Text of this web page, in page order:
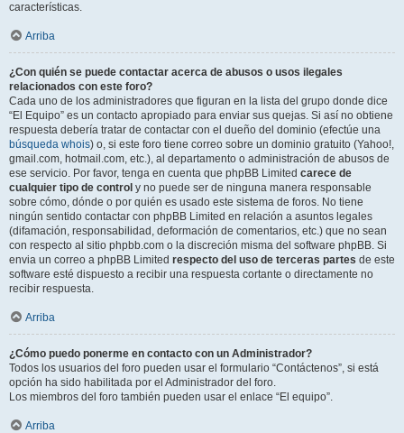
características.
Arriba
¿Con quién se puede contactar acerca de abusos o usos ilegales
relacionados con este foro?
Cada uno de los administradores que figuran en la lista del grupo donde dice
“El Equipo” es un contacto apropiado para enviar sus quejas. Si así no obtiene
respuesta debería tratar de contactar con el dueño del dominio (efectúe una
búsqueda whois) o, si este foro tiene correo sobre un dominio gratuito (Yahoo!,
gmail.com, hotmail.com, etc.), al departamento o administración de abusos de
ese servicio. Por favor, tenga en cuenta que phpBB Limited carece de
cualquier tipo de control y no puede ser de ninguna manera responsable
sobre cómo, dónde o por quién es usado este sistema de foros. No tiene
ningún sentido contactar con phpBB Limited en relación a asuntos legales
(difamación, responsabilidad, deformación de comentarios, etc.) que no sean
con respecto al sitio phpbb.com o la discreción misma del software phpBB. Si
envia un correo a phpBB Limited respecto del uso de terceras partes de este
software esté dispuesto a recibir una respuesta cortante o directamente no
recibir respuesta.
Arriba
¿Cómo puedo ponerme en contacto con un Administrador?
Todos los usuarios del foro pueden usar el formulario “Contáctenos”, si está
opción ha sido habilitada por el Administrador del foro.
Los miembros del foro también pueden usar el enlace “El equipo”.
Arriba